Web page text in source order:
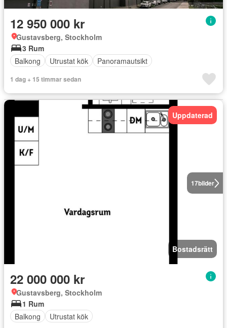
12 950 000 kr
Gustavsberg, Stockholm
3 Rum
Balkong
Utrustat kök Panoramautsikt
1 dag + 15 timmar sedan
17bilder
Uppdaterad
Bostadsrätt
22 000 000 kr
Gustavsberg, Stockholm
1 Rum
Balkong
Utrustat kök